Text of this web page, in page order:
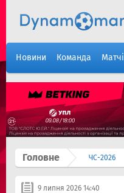
Новини Команда Матчі
Головне ЧС-2026
9 липня 2026 14:40